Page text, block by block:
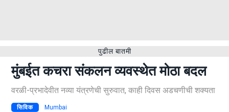
पुढील बातमी
मुंबईत कचरा संकलन व्यवस्थेत मोठा बदल
वरळी-प्रभादेवीत नव्या यंत्रणेची सुरुवात, काही दिवस अडचणीची शक्यता
सिविक Mumbai